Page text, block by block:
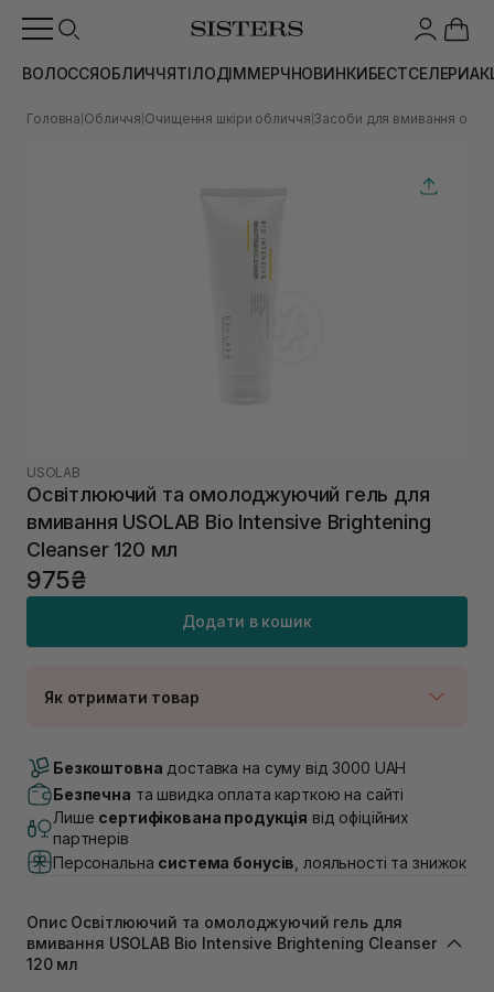
ВОЛОССЯОБЛИЧЧЯТІЛОДІММЕРЧНОВИНКИБЕСТСЕЛЕРИ
Головна Обличчя Очищення шкіри обличчя Засоби для вмивання
USOLAB
Освітлюючий та омолоджуючий гель для
вмивання USOLAB Bio Intensive Brightening
Cleanser 120 мл
975₴
Додати в кошик
Як отримати товар
В наявності
Самовивіз м. Луцьк, вул. Винниченка 4
В наявності
Самовивіз м. Львів, вул. Академіка Підстригача, 1В
(Duck’s Lake)
В наявності
В наявності
Самовивіз м. Львів, вул. Степана Бандери 45
Безкоштовна доставка на суму від 3000 UAH
Безпечна та швидка оплата карткою на сайті
Лише сертифікована продукція від офіційних
партнерів
Персональна система бонусів , лояльності та знижок
Опис Освітлюючий та омолоджуючий гель для
вмивання USOLAB Bio Intensive Brightening Cleanser
120 мл